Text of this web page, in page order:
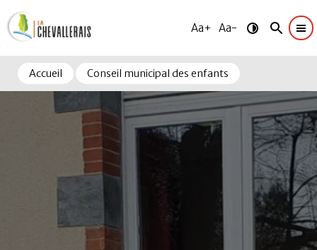
Aa+ Aa-
Accueil Conseil municipal des enfants